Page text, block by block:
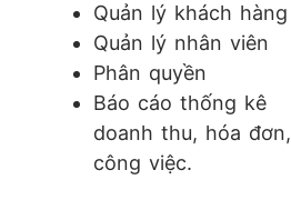
Quản lý khách hàng
Quản lý nhân viên
Phân quyền
Báo cáo thống kê
doanh thu, hóa đơn,
công việc.